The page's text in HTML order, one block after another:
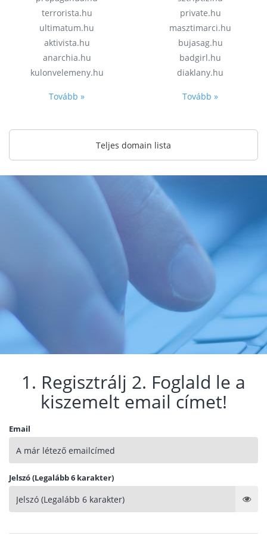
terrorista.hu
ultimatum.hu
aktivista.hu
anarchia.hu
kulonvelemeny.hu
Tovább »
private.hu
masztimarci.hu
bujasag.hu
badgirl.hu
diaklany.hu
Tovább »
Teljes domain lista
1. Regisztrálj 2. Foglald le a
kiszemelt email címet!
Email
Jelszó (Legalább 6 karakter)